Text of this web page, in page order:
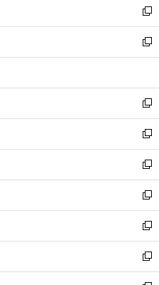
く
で
開
く
ド
ウ
で
開
ィ
ン
ド
ウ
開
く
い
ウ
ィ
ン
ウ
で
開
く
新
し
い
ウ
ン
ド
ウ
で
開
く
新
し
ウ
ィ
ン
ド
ウ
で
開
く
新
し
い
ウ
ィ
ン
ド
ウ
で
開
く
新
し
い
ウ
ィ
ン
ド
ウ
で
開
新
し
い
ウ
ィ
ン
ド
ウ
新
し
い
ウ
ィ
ン
新
し
い
ウ
新
し